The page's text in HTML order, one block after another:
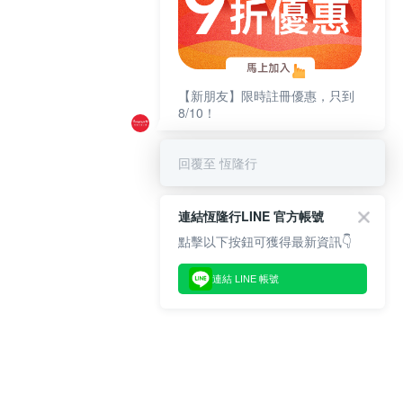
【新朋友】限時註冊優惠，只到
8/10！
回覆至 恆隆行
連結恆隆行LINE 官方帳號
點擊以下按鈕可獲得最新資訊👇
連結 LINE 帳號